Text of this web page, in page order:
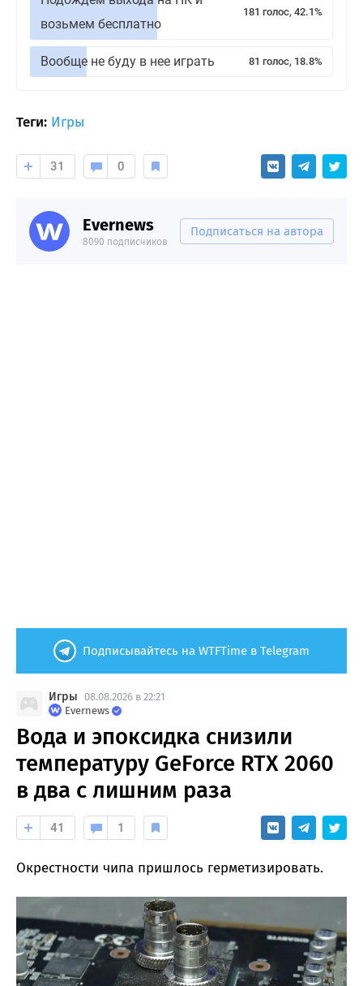
возьмем бесплатно
181 голос, 42.1%
Вообще не буду в нее играть 81 голос, 18.8%
Теги: Игры
31 0
Evernews
8090 подписчиков
Подписаться на автора
Подписывайтесь на WTFTime в Telegram
Игры 08.08.2026 в 22:21
Evernews
Вода и эпоксидка снизили
температуру GeForce RTX 2060
в два с лишним раза
41 1
Окрестности чипа пришлось герметизировать.